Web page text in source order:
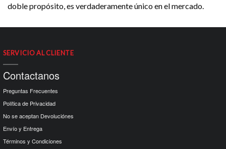
doble propósito, es verdaderamente único en el mercado.
SERVICIO AL CLIENTE
Contactanos
Preguntas Frecuentes
Política de Privacidad
No se aceptan Devoluciónes
Envío y Entrega
Términos y Condiciones